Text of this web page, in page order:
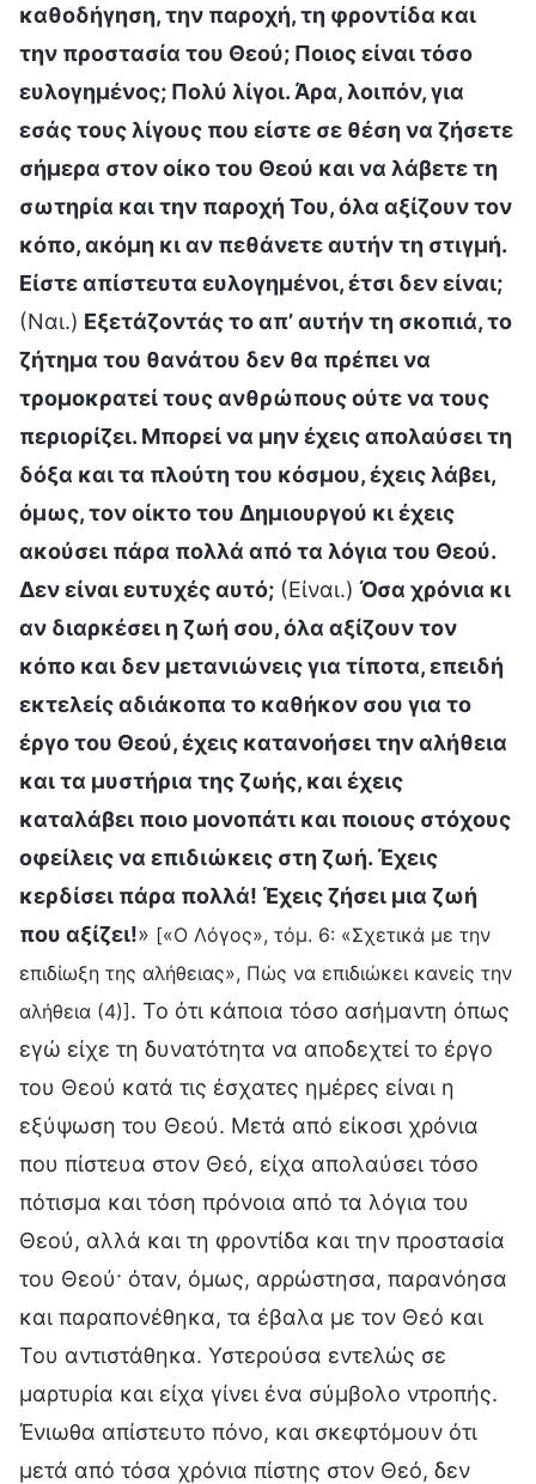
καθοδήγηση, την παροχή, τη φροντίδα και
την προστασία του Θεού; Ποιος είναι τόσο
ευλογημένος; Πολύ λίγοι. Άρα, λοιπόν, για
εσάς τους λίγους που είστε σε θέση να ζήσετε
σήμερα στον οίκο του Θεού και να λάβετε τη
σωτηρία και την παροχή Του, όλα αξίζουν τον
κόπο, ακόμη κι αν πεθάνετε αυτήν τη στιγμή.
Είστε απίστευτα ευλογημένοι, έτσι δεν είναι;
(Ναι.) Εξετάζοντάς το απ’ αυτήν τη σκοπιά, το
ζήτημα του θανάτου δεν θα πρέπει να
τρομοκρατεί τους ανθρώπους ούτε να τους
περιορίζει. Μπορεί να μην έχεις απολαύσει τη
δόξα και τα πλούτη του κόσμου, έχεις λάβει,
όμως, τον οίκτο του Δημιουργού κι έχεις
ακούσει πάρα πολλά από τα λόγια του Θεού.
Δεν είναι ευτυχές αυτό; (Είναι.) Όσα χρόνια κι
αν διαρκέσει η ζωή σου, όλα αξίζουν τον
κόπο και δεν μετανιώνεις για τίποτα, επειδή
εκτελείς αδιάκοπα το καθήκον σου για το
έργο του Θεού, έχεις κατανοήσει την αλήθεια
και τα μυστήρια της ζωής, και έχεις
καταλάβει ποιο μονοπάτι και ποιους στόχους
οφείλεις να επιδιώκεις στη ζωή. Έχεις
κερδίσει πάρα πολλά! Έχεις ζήσει μια ζωή
που αξίζει!» [«Ο Λόγος», τόμ. 6: «Σχετικά με την
επιδίωξη της αλήθειας», Πώς να επιδιώκει κανείς την
αλήθεια (4)]. Το ότι κάποια τόσο ασήμαντη όπως
εγώ είχε τη δυνατότητα να αποδεχτεί το έργο
του Θεού κατά τις έσχατες ημέρες είναι η
εξύψωση του Θεού. Μετά από είκοσι χρόνια
που πίστευα στον Θεό, είχα απολαύσει τόσο
πότισμα και τόση πρόνοια από τα λόγια του
Θεού, αλλά και τη φροντίδα και την προστασία
του Θεού· όταν, όμως, αρρώστησα, παρανόησα
και παραπονέθηκα, τα έβαλα με τον Θεό και
Του αντιστάθηκα. Υστερούσα εντελώς σε
μαρτυρία και είχα γίνει ένα σύμβολο ντροπής.
Ένιωθα απίστευτο πόνο, και σκεφτόμουν ότι
μετά από τόσα χρόνια πίστης στον Θεό, δεν